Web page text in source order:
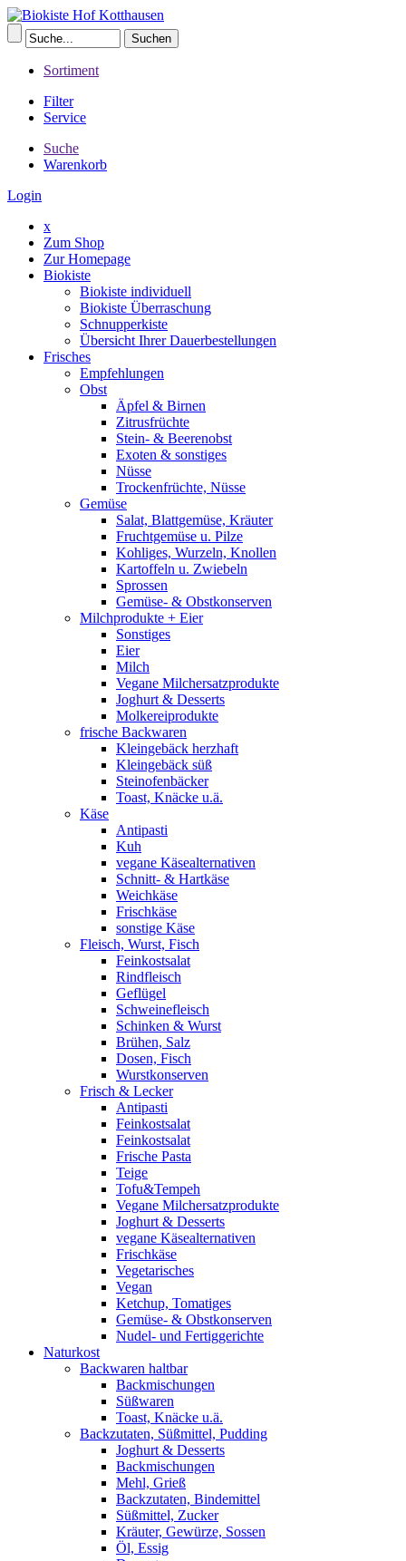
Sortiment
Filter
Service
Suche
Warenkorb
Login
x
Zum Shop
Zur Homepage
Biokiste
Biokiste individuell
Biokiste Überraschung
Schnupperkiste
Übersicht Ihrer Dauerbestellungen
Frisches
Empfehlungen
Obst
Äpfel & Birnen
Zitrusfrüchte
Stein- & Beerenobst
Exoten & sonstiges
Nüsse
Trockenfrüchte, Nüsse
Gemüse
Salat, Blattgemüse, Kräuter
Fruchtgemüse u. Pilze
Kohliges, Wurzeln, Knollen
Kartoffeln u. Zwiebeln
Sprossen
Gemüse- & Obstkonserven
Milchprodukte + Eier
Sonstiges
Eier
Milch
Vegane Milchersatzprodukte
Joghurt & Desserts
Molkereiprodukte
frische Backwaren
Kleingebäck herzhaft
Kleingebäck süß
Steinofenbäcker
Toast, Knäcke u.ä.
Käse
Antipasti
Kuh
vegane Käsealternativen
Schnitt- & Hartkäse
Weichkäse
Frischkäse
sonstige Käse
Fleisch, Wurst, Fisch
Feinkostsalat
Rindfleisch
Geflügel
Schweinefleisch
Schinken & Wurst
Brühen, Salz
Dosen, Fisch
Wurstkonserven
Frisch & Lecker
Antipasti
Feinkostsalat
Feinkostsalat
Frische Pasta
Teige
Tofu&Tempeh
Vegane Milchersatzprodukte
Joghurt & Desserts
vegane Käsealternativen
Frischkäse
Vegetarisches
Vegan
Ketchup, Tomatiges
Gemüse- & Obstkonserven
Nudel- und Fertiggerichte
Naturkost
Backwaren haltbar
Backmischungen
Süßwaren
Toast, Knäcke u.ä.
Backzutaten, Süßmittel, Pudding
Joghurt & Desserts
Backmischungen
Mehl, Grieß
Backzutaten, Bindemittel
Süßmittel, Zucker
Kräuter, Gewürze, Sossen
Öl, Essig